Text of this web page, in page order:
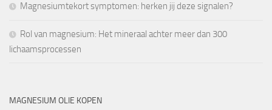
Magnesiumtekort symptomen: herken jij deze signalen?
Rol van magnesium: Het mineraal achter meer dan 300
lichaamsprocessen
MAGNESIUM OLIE KOPEN